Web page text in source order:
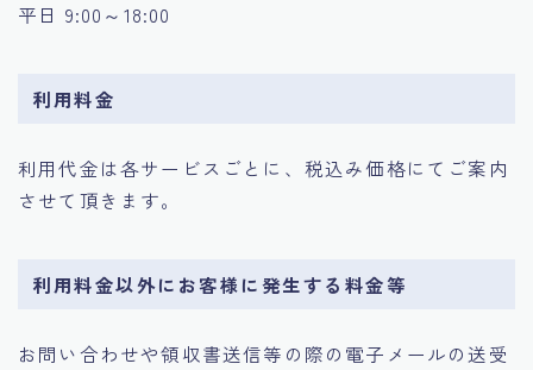
平日 9:00～18:00
利用料金
利用代金は各サービスごとに、税込み価格にてご案内
させて頂きます。
利用料金以外にお客様に発生する料金等
お問い合わせや領収書送信等の際の電子メールの送受